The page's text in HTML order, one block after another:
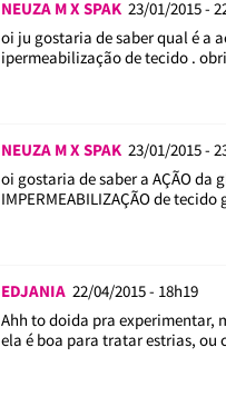
NEUZA M X SPAK 23/01/2015 -
oi ju gostaria de saber qual é a
ipermeabilização de tecido .
NEUZA M X SPAK 23/01/2015 -
oi gostaria de saber a AÇÃO da
IMPERMEABILIZAÇÃO de tecido
EDJANIA 22/04/2015 - 18h19
Ahh to doida pra experimentar,
ela é boa para tratar estrias, ou